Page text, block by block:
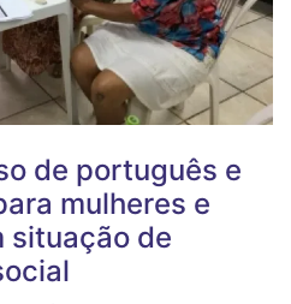
de português e
mulheres e
situação de